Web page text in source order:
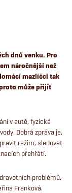
dnů venku. Pro
náročnější než
mazlíčci tak
může přijít
v autě, fyzická
Dobrá zpráva je,
režim, sledovat
přehřátí.
problémů,
Franková.